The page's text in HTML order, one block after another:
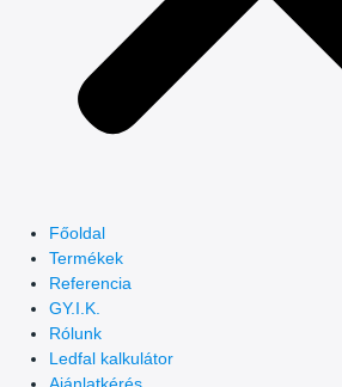
Főoldal
Termékek
Referencia
GY.I.K.
Rólunk
Ledfal kalkulátor